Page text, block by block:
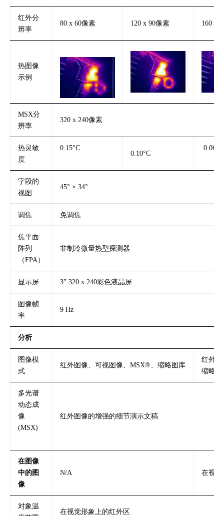
红外分
辨率
80 x 60像素 120 x 90像素 160 x
热图像
示例
MSX分
辨率
320 x 240像素
热灵敏
度
0.15°C
0.10°C
0.06°C
字段的
视图
45° × 34°
调焦 免调焦
焦平面
阵列
（FPA）
非制冷微量热型探测器
显示屏 3” 320 x 240彩色液晶屏
图像帧
率
9 Hz
分析
图像模
式
红外图像、可视图像、MSX®、缩略图库
红外
缩略图
多光谱
动态成
像
(MSX)
红外图像的增强的细节演示文稿
在图像
中的图
像
N/A 在视
对象温
在视觉形象上的红外区